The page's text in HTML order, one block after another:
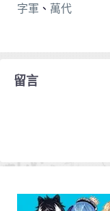
字軍 、 萬代
留言